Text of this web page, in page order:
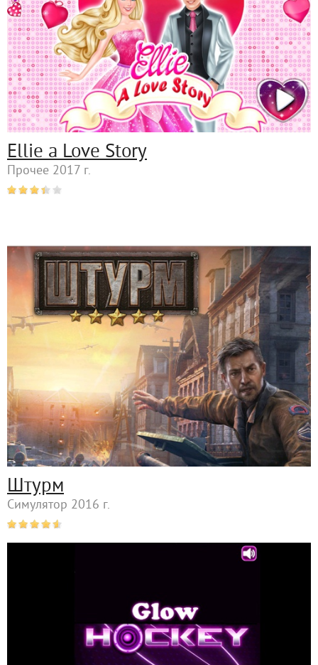
Ellie a Love Story
Прочее 2017 г.
Штурм
Симулятор 2016 г.